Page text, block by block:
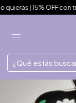
| 15% OFF con